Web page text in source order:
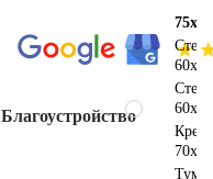
Благоустройство